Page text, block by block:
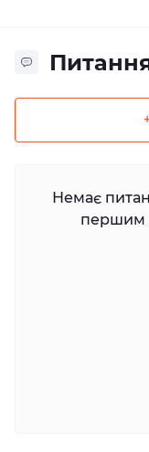
Питання
Немає
першим